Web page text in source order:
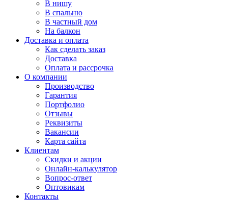
В нишу
В спальню
В частный дом
На балкон
Доставка и оплата
Как сделать заказ
Доставка
Оплата и рассрочка
О компании
Производство
Гарантия
Портфолио
Отзывы
Реквизиты
Вакансии
Карта сайта
Клиентам
Скидки и акции
Онлайн-калькулятор
Вопрос-ответ
Оптовикам
Контакты